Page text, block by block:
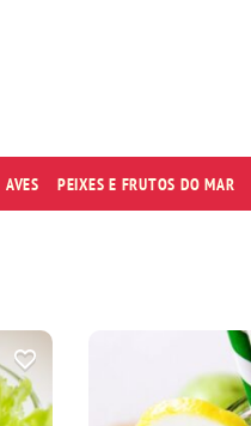
AVES PEIXES E FRUTOS DO MAR